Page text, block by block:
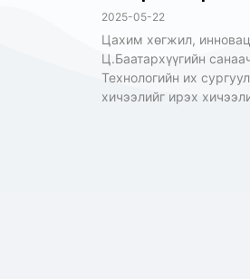
2025-05-22
Цахим хөгжил,
Ц.Баатархүүгийн
Технологийн их
хичээлийг ирэх